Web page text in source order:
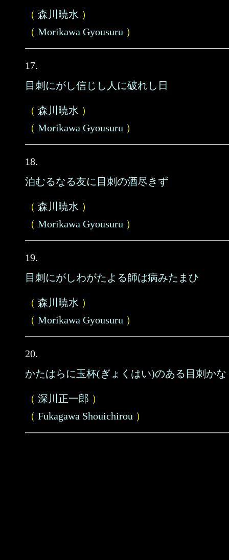
（ 森川暁水 ）
（ Morikawa Gyousuru ）
17.
目刺にがし信じし人に破れし日
（ 森川暁水 ）
（ Morikawa Gyousuru ）
18.
泊むるなる友に目刺の酒尽きず
（ 森川暁水 ）
（ Morikawa Gyousuru ）
19.
目刺にがしわがたよる師は病みたまひ
（ 森川暁水 ）
（ Morikawa Gyousuru ）
20.
かたはらに玉杯(ぎょくはい)のある目刺かな
（ 深川正一郎 ）
（ Fukagawa Shouichirou ）